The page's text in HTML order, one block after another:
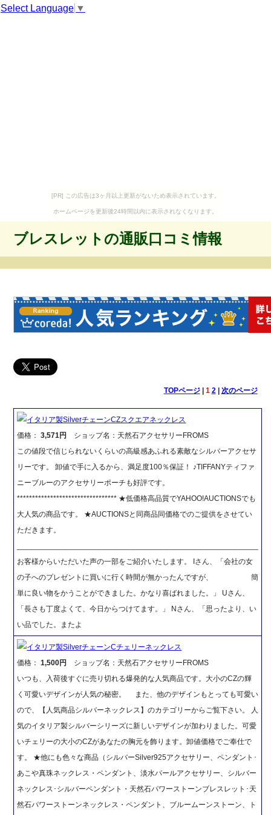
Select Language ▼
[PR] この広告は3ヶ月以上更新がないため表示されています。
ホームページを更新後24時間以内に表示されなくなります。
ブレスレットの通販口コミ情報
TOPページ| 1 2| 次のページ
イタリア製SilverチェーンCZスクエアネックレス
価格：3,571円
ショップ名：天然石アクセサリーFROMS
この値段で信じられないくらいの高級感あふれる素敵なシルバーアクセサ
リーです。 卸値で手に入るから、満足度100％保証！ ♪TIFFANYティファ
ニーブルーのアクセサリーポーチも好評です。
********************************* ★低価格高品質でYAHOO!AUCTIONSでも
大人気の商品です。 ★AUCTIONSと同商品同価格でのご提供をさせてい
ただきます。
お客様からいただいた声の一部をご紹介いたします。 Iさん、「会社の女
の子へのプレゼントに買いに行く時間が無かったんですが、 簡
単に良い物をかうことができました。かなり喜ばれました。」 Uさん、
「長さも丁度よくて、今日からつけてます。」 Nさん、「思ったより、い
い品でした。またよ
イタリア製SilverチェーンCチェリーネックレス
価格：1,500円
ショップ名：天然石アクセサリーFROMS
いつも、入荷後すぐに売り切れる爆発的な人気商品です。大小のCZの輝
く可愛いデザインが人気の秘密。 また、他のデザインもとっても可愛い
ので、【人気商品シルバーネックレス】のカテゴリーからご覧下さい。 人
気のイタリア製シルバーシリーズに新しいデザインが加わりました。可愛
いチェリーの大小のCZがあなたの胸元を飾ります。卸値価格でご奉仕で
す。 ★他にも色々な商品（シルバーSilver925アクセサリー、ペンダント･
あこや真珠ネックレス・ペンダント、淡水パールアクセサリー、シルバー
ネックレス･シルバーペンダント・天然石パワーストーンブレスレット･天
然石パワーストーンネックレス・ペンダント、ブルームーンストーン、ト